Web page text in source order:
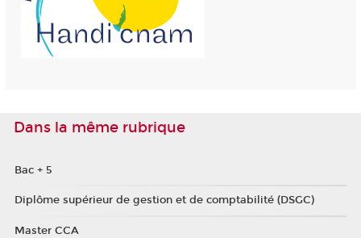
Dans la même rubrique
Bac + 5
Diplôme supérieur de gestion et de comptabilité (DSGC)
Master CCA